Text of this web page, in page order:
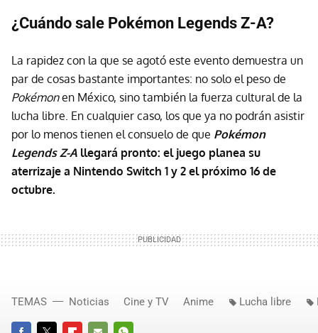
¿Cuándo sale Pokémon Legends Z-A?
La rapidez con la que se agotó este evento demuestra un
par de cosas bastante importantes: no solo el peso de
Pokémonen México, sino también la fuerza cultural de la
lucha libre. En cualquier caso, los que ya no podrán asistir
por lo menos tienen el consuelo de que Pokémon
Legends Z-A llegará pronto: el juego planea su
aterrizaje a Nintendo Switch 1 y 2 el próximo 16 de
octubre.
TEMAS Noticias Cine y TV Anime Lucha libre